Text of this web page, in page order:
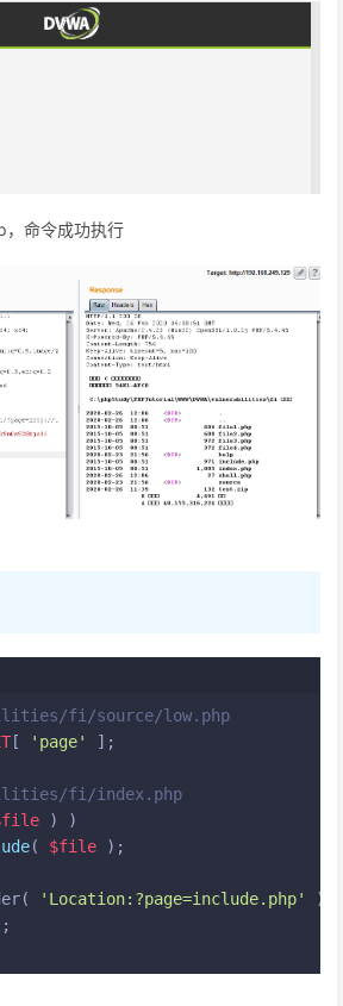
命令成功执行
fi/source/low.php
[ 'page' ];
fi/index.php
) )
( $file );
'Location:?page=include.php'
);
;